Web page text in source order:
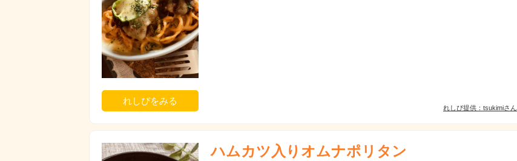
れしぴをみる
れしぴ提供：tsukimiさん
ハムカツ入りオムナポリタン